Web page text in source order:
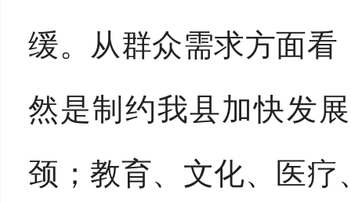
缓。从群众需求方面
然是制约我县加快发
颈；教育、文化、医